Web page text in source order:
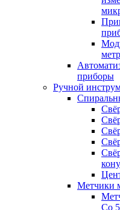
приборы
Ручной
Метчики
Co